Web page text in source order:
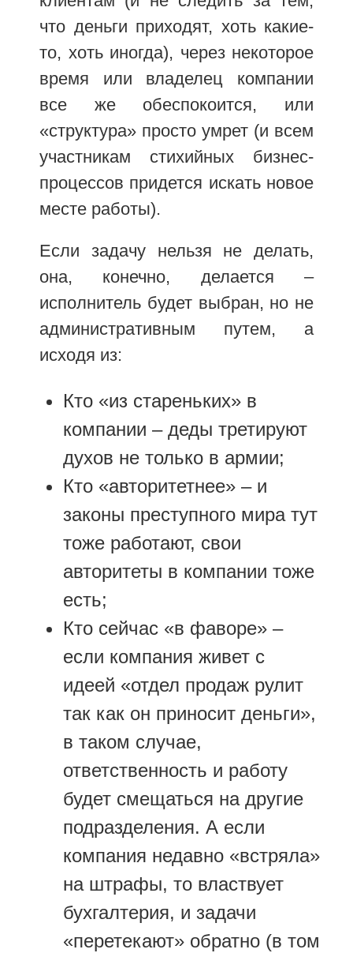
что деньги приходят, хоть какие-
то, хоть иногда), через некоторое
время или владелец компании
все же обеспокоится, или
«структура» просто умрет (и всем
участникам стихийных бизнес-
процессов придется искать новое
месте работы).
Если задачу нельзя не делать,
она, конечно, делается –
исполнитель будет выбран, но не
административным путем, а
исходя из:
Кто «из стареньких» в
компании – деды третируют
духов не только в армии;
Кто «авторитетнее» – и
законы преступного мира тут
тоже работают, свои
авторитеты в компании тоже
есть;
Кто сейчас «в фаворе» –
если компания живет с
идеей «отдел продаж рулит
так как он приносит деньги»,
в таком случае,
ответственность и работу
будет смещаться на другие
подразделения. А если
компания недавно «встряла»
на штрафы, то властвует
бухгалтерия, и задачи
«перетекают» обратно (в том